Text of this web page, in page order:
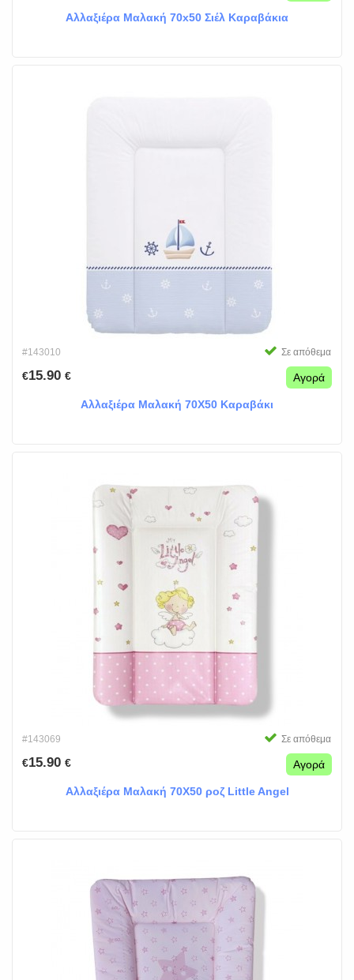
Αλλαξιέρα Μαλακή 70x50 Σιέλ Καραβάκια
#143010 Σε απόθεμα
€15.90 € Αγορά
Αλλαξιέρα Μαλακή 70Χ50 Καραβάκι
#143069 Σε απόθεμα
€15.90 € Αγορά
Αλλαξιέρα Μαλακή 70Χ50 ροζ Little Angel